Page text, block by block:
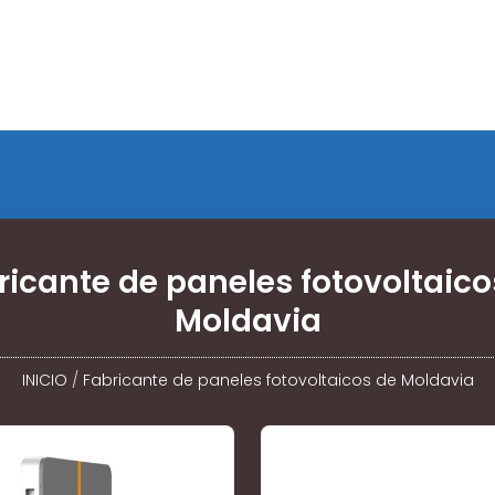
de paneles
Moldavia
INICIO / Fabricante de paneles fotovoltaicos de Moldavia